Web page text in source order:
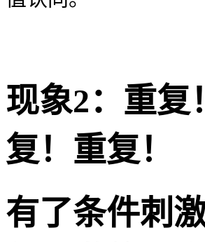
现象2：重复
复！重复！
有了条件刺